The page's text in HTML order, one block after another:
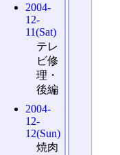
2004-
12-
11(Sat)
テレ
ビ修
理・
後編
2004-
12-
12(Sun)
焼肉